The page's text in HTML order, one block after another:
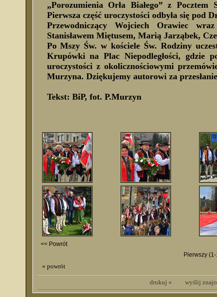
„Porozumienia Orła Białego” z Pocztem
Pierwsza część uroczystości odbyła się pod
Przewodniczący Wojciech Orawiec
Stanisławem Miętusem, Marią Jarząbek,
Po Mszy Św. w kościele Św. Rodziny
Krupówki na Plac Niepodległości, gdzie
uroczystości z okolicznościowymi
Murzyna. Dziękujemy autorowi za
Tekst: BiP, fot. P.Murzyn
<< Powrót
Pierwszy
« powrót
drukuj » wyślij